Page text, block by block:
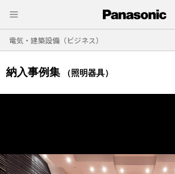
電気・建築設備（ビジネス）
納入事例集 （照明器具）